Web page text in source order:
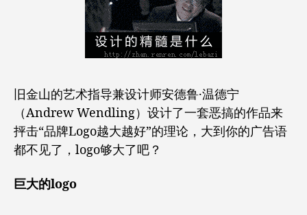
好
了！
旧金山的艺术指导兼设计师安德鲁·温德宁
（Andrew Wendling）设计了一套恶搞的作品来
抨击“品牌Logo越大越好”的理论，大到你的广告语
都不见了，logo够大了吧？
巨大的logo